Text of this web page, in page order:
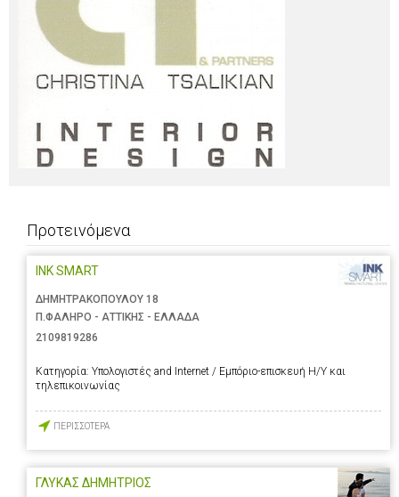
Προτεινόμενα
INK SMART
ΔΗΜΗΤΡΑΚΟΠΟΥΛΟΥ 18
Π.ΦΑΛΗΡΟ - ΑΤΤΙΚΗΣ - ΕΛΛΑΔΑ
2109819286
Κατηγορία: Υπολογιστές and Internet / Εμπόριο-επισκευή Η/Υ και
τηλεπικοινωνίας
ΠΕΡΙΣΣΟΤΕΡΑ
ΓΛΥΚΑΣ ΔΗΜΗΤΡΙΟΣ